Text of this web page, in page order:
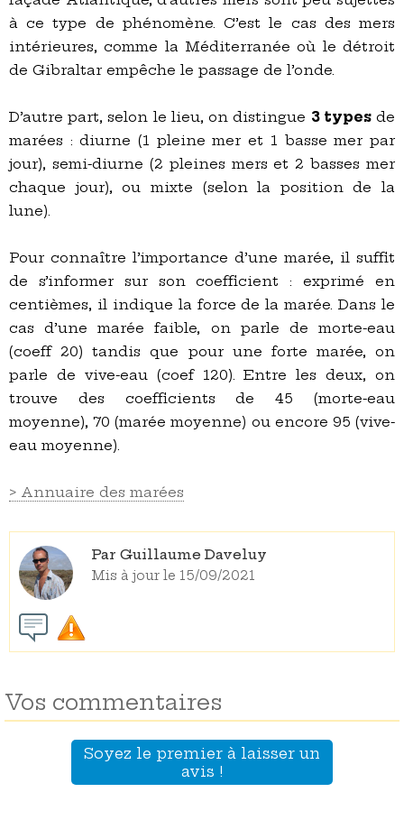
à ce type de phénomène. C’est le cas des mers
intérieures, comme la Méditerranée où le détroit
de Gibraltar empêche le passage de l’onde.
D’autre part, selon le lieu, on distingue 3 typesde
marées : diurne (1 pleine mer et 1 basse mer par
jour), semi-diurne (2 pleines mers et 2 basses mer
chaque jour), ou mixte (selon la position de la
lune).
Pour connaître l’importance d’une marée, il suffit
de s’informer sur son coefficient : exprimé en
centièmes, il indique la force de la marée. Dans le
cas d’une marée faible, on parle de morte-eau
(coeff 20) tandis que pour une forte marée, on
parle de vive-eau (coef 120). Entre les deux, on
trouve des coefficients de 45 (morte-eau
moyenne), 70 (marée moyenne) ou encore 95 (vive-
eau moyenne).
> Annuaire des marées
Par Guillaume Daveluy
Mis à jour le 15/09/2021
Vos commentaires
Soyez le premier à laisser un
avis !